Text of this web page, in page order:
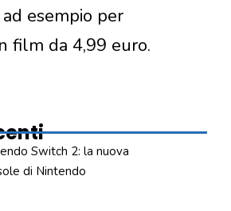
esempio per
film da 4,99 euro.
Switch 2: la nuova
di Nintendo